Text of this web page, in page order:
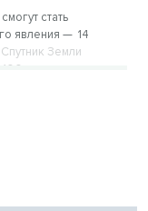
стать
явления — 14
Земли
лет расстояние.